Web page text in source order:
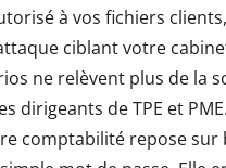
à vos fichiers
ciblant votre
ne relèvent plus de la
dirigeants de TPE et
comptabilité repose sur